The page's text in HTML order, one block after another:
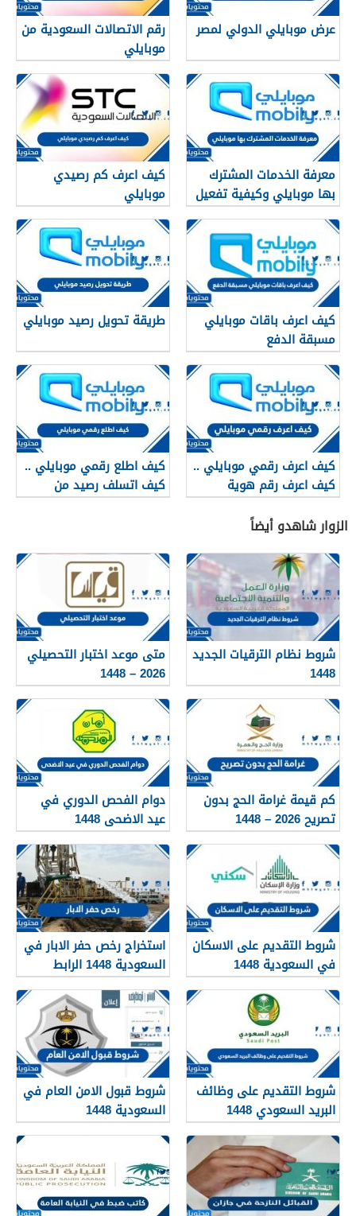
عرض موبايلي الدولي لمصر
رقم الاتصالات السعودية من
موبايلي
معرفة الخدمات المشترك
بها موبايلي وكيفية تفعيل
الخدمات وإلغاؤها
كيف اعرف كم رصيدي
موبايلي
كيف اعرف باقات موبايلي
مسبقة الدفع
طريقة تحويل رصيد موبايلي
كيف اعرف رقمي موبايلي ..
كيف اعرف رقم هوية
شريحتي موبايلي
كيف اطلع رقمي موبايلي ..
كيف اتسلف رصيد من
موبايلي
الزوار شاهدو أيضاً
شروط نظام الترقيات الجديد
1448
متى موعد اختبار التحصيلي
2026 – 1448
كم قيمة غرامة الحج بدون
تصريح 2026 – 1448
دوام الفحص الدوري في
عيد الاضحى 1448
شروط التقديم على الاسكان
في السعودية 1448
استخراج رخص حفر الابار في
السعودية 1448 الرابط
والشروط بالتفصيل
شروط التقديم على وظائف
البريد السعودي 1448
شروط قبول الامن العام في
السعودية 1448